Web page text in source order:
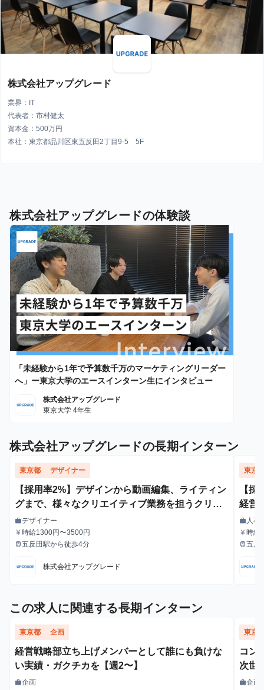
株式会社アップグレード
業界：IT
代表者：市村健太
資本金：500万円
本社：東京都品川区東五反田2丁目9-5 5F
株式会社アップグレードの体験談
「未経験から1年で予算数千万のマーケティングリーダー
へ」ー東京大学のエースインターン生にインタビュー
株式会社アップグレード
東京大学 4年生
株式会社アップグレードの長期インターン
東京都 デザイナー
【採用率2%】デザインから動画編集、ライティン
グまで、様々なクリエイティブ業務を担うクリエ
イティブデザイナー - 文理/学歴不問
職種
workデザイナー
給与
currency_yen時給1300円〜3500円
最寄駅
train五反田駅から徒歩4分
株式会社アップグレード
東京
【
経営
職種
work 人事
給与
currency_yen時給
最寄駅
train五反
この求人に関連する長期インターン
東京都 企画
経営戦略部立ち上げメンバーとして誰にも負けな
い実績・ガクチカを【週2〜】
職種
work企画
東京
コン
次世
職種
work企画